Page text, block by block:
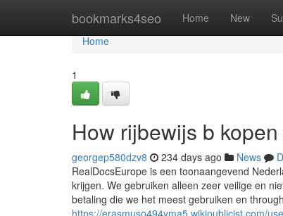
bookmarks4seo Home New
Home
Home
1
How rijbewijs b
georgep580dzv8 234 days ago News
RealDocsEurope is een toonaangevend
krijgen. We gebruiken alleen zeer veilige en
betaling die we het meest gebruiken en
https://erasmuso494yma5.wikipublicist.com/